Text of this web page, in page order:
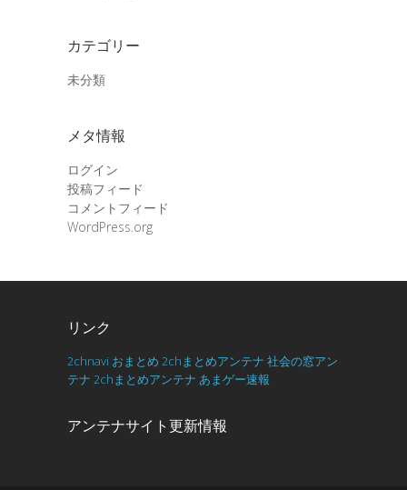
カテゴリー
未分類
メタ情報
ログイン
投稿フィード
コメントフィード
WordPress.org
リンク
2chnavi おまとめ 2chまとめアンテナ 社会の窓アン
テナ 2chまとめアンテナ あまゲー速報
アンテナサイト更新情報